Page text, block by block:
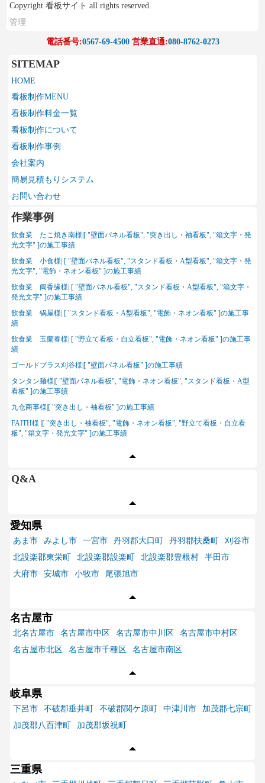
Copyright 看板サイト all rights reserved.
管理
電話番号:0567-69-4500営業直通:080-8762-0273
SITEMAP
HOME
看板制作MENU
看板制作料金一覧
看板制作について
看板制作事例
会社案内
簡易見積もりシステム
お問い合わせ
作業事例
飲食業 たこ焼き南様|[ "壁面パネル看板", "突き出し・袖看板", "箱文字・発
光文字" ]の施工事績
飲食業 小食様| [ "壁面パネル看板", "スタンド看板・A型看板", "箱文字・発
光文字", "電飾・ネオン看板" ]の施工事績
飲食業 闽香缘様| [ "壁面パネル看板", "スタンド看板・A型看板", "箱文字・
発光文字" ]の施工事績
飲食業 锅屋様| [ "スタンド看板・A型看板", "電飾・ネオン看板" ]の施工事
績
飲食業 玉蘭春様| [ "野立て看板・自立看板", "電飾・ネオン看板" ]の施工事
績
ゴールドプラス刈谷様|[ "壁面パネル看板" ]の施工事績
タンタン麺様|[ "壁面パネル看板", "電飾・ネオン看板", "スタンド看板・A型
看板" ]の施工事績
九仓商事様|[ "突き出し・袖看板" ]の施工事績
FAITH様 |[ "突き出し・袖看板", "電飾・ネオン看板", "野立て看板・自立看
板", "箱文字・発光文字" ]の施工事績
Q&A
愛知県
あま市 みよし市 一宮市 丹羽郡大口町 丹羽郡扶桑町
刈谷市
北設楽郡東栄町
北設楽郡設楽町 北設楽郡豊根村
半田市
大府市
安城市 小牧市 尾張旭市
名古屋市
北名古屋市 名古屋市中区 名古屋市中川区
名古屋市中村区
名古屋市北区
名古屋市千種区 名古屋市南区
岐阜県
下呂市 不破郡垂井町 不破郡関ケ原町 中津川市
加茂郡七宗町
加茂郡八百津町
加茂郡坂祝町
三重県